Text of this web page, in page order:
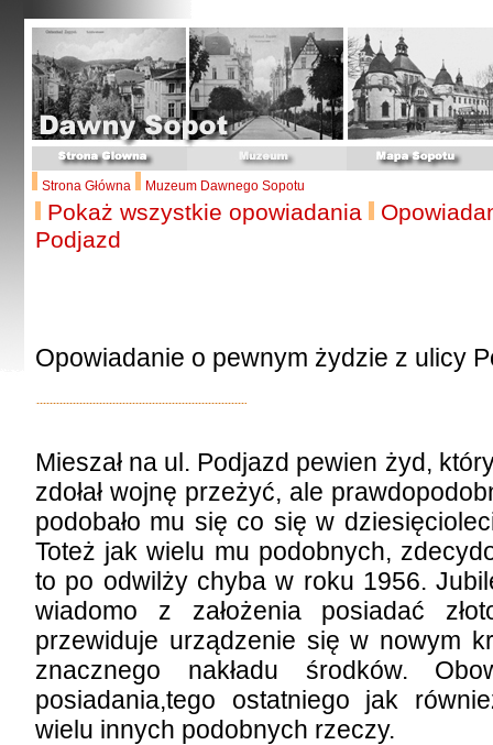
Strona Główna Muzeum Dawnego Sopotu
Pokaż wszystkie opowiadania
Podjazd
Opowiadanie o pewnym żydzie z ulicy
Mieszał na ul. Podjazd pewien żyd,
zdołał wojnę przeżyć, ale
podobało mu się co się w
Toteż jak wielu mu podobnych,
to po odwilży chyba w roku 1956.
wiadomo z założenia posiadać
przewiduje urządzenie się w nowym
znacznego nakładu środków.
posiadania,tego ostatniego jak
wielu innych podobnych rzeczy.